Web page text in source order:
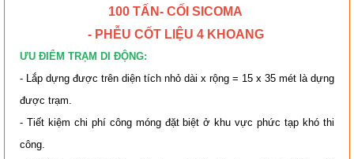
100 TẤN- CỐI SICOMA
- PHỄU CỐT LIỆU 4 KHOANG
ƯU ĐIỂM TRẠM DI ĐỘNG:
- Lắp dựng được trên diện tích nhỏ dài x rộng = 15 x 35 mét là dựng
được trạm.
- Tiết kiệm chi phí công móng đặt biệt ở khu vực phức tạp khó thi
công.